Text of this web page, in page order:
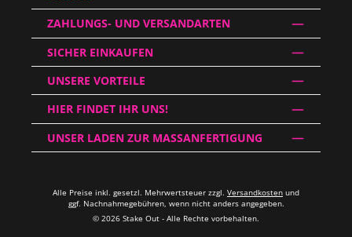
ZAHLUNGS- UND VERSANDARTEN
SICHER EINKAUFEN
UNSERE VORTEILE
HIER FINDET IHR UNS!
UNSER LADEN ZUR MASSANFERTIGUNG
Alle Preise inkl. gesetzl. Mehrwertsteuer zzgl. Versandkosten und
ggf. Nachnahmegebühren, wenn nicht anders angegeben.
© 2026 Stake Out - Alle Rechte vorbehalten.